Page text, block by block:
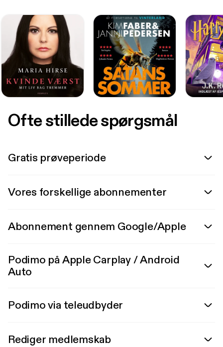
Ofte stillede spørgsmål
Gratis prøveperiode
Vores forskellige abonnementer
Abonnement gennem Google/Apple
Podimo på Apple Carplay / Android
Auto
Podimo via teleudbyder
Rediger medlemskab